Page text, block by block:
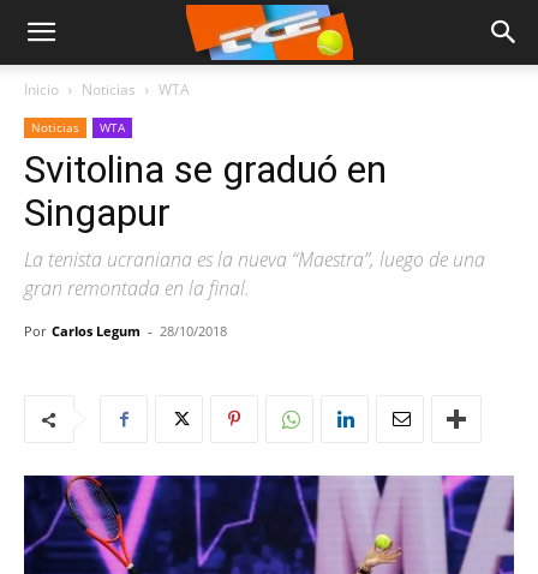
Inicio Noticias WTA
Noticias WTA
Svitolina se graduó en
Singapur
La tenista ucraniana es la nueva “Maestra”, luego de una
gran remontada en la final.
Por Carlos Legum - 28/10/2018